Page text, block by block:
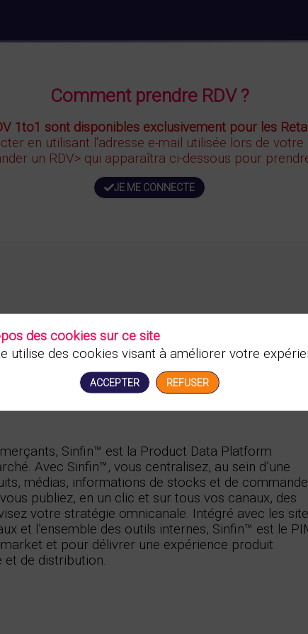
Comment prendre RDV ?
1to1 sont disponibles exclusivement pour les
en utilisant l'adresse e-mail utilisée lors de
un RDV> qui apparaîtra ci-dessous pour
JE ME CONNECTE
Sinfin™ est la Product Data Platform
Avec Sinfin™, vous centralisez, au sein d’une
médias, informations de stocks et de
publiez, en un clic et sur tous vos canaux, des
votre stratégie omnicanale. Intégré avec les
et l’ensemble des outils internes, Sinfin™ est le
et pour délivrer une expérience produit
et de distribution.
des cookies sur ce site
utilise des cookies visant à améliorer votre
ACCEPTER REFUSER